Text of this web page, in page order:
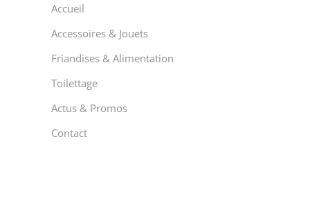
Accueil
Accessoires & Jouets
Friandises & Alimentation
Toilettage
Actus & Promos
Contact